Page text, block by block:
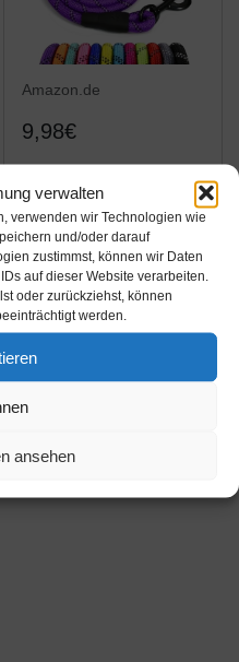
verwalten
verwenden wir Technologien wie
und/oder darauf
zustimmst, können wir Daten
auf dieser Website verarbeiten.
oder zurückziehst, können
werden.
ansehen
Amazon.de
9,98€
Hundeleine mit
Bequemen
Gepolsterten Griff, 1.5M
Reflektierend
Trainingsleine für Klein
Mittel Große Hunde,
Lila
Amazon / Ebay
Produkt ansehen*